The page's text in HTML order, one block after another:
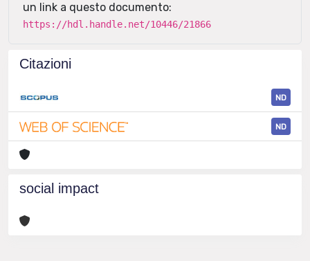
un link a questo documento:
https://hdl.handle.net/10446/21866
Citazioni
ND
ND
social impact